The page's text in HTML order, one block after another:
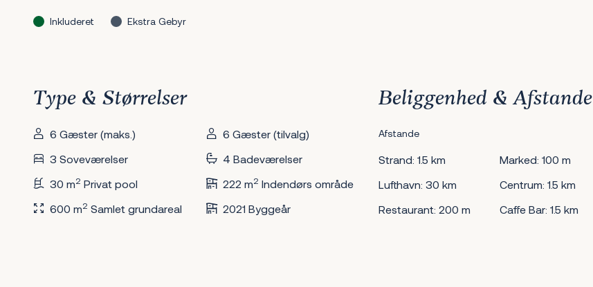
Inkluderet Ekstra Gebyr
Type & Størrelser
6 Gæster (maks.)
6 Gæster (tilvalg)
3 Soveværelser
4 Badeværelser
30 m2 Privat pool 222 m2 Indendørs område
600 m2 Samlet grundareal 2021 Byggeår
Beliggenhed & Afstande
Afstande
Strand: 1.5 km
Marked: 100 m
Lufthavn: 30 km
Centrum: 1.5 km
Restaurant: 200 m
Caffe Bar: 1.5 km